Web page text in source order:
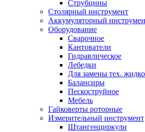
Струбцины
Столярный инструмент
Аккумуляторный
Оборудование
Сварочное
Кантователи
Гидравлическое
Лебедки
Для замены тех.
Балансиры
Пескоструйное
Мебель
Гайковерты роторные
Измерительный инструмент
Штангенциркули